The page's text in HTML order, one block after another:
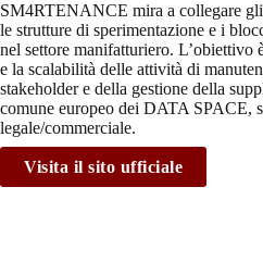
SM4RTENANCE mira a collegare
le strutture di sperimentazione e i
nel settore manifatturiero. L’obiettivo
e la scalabilità delle attività di
stakeholder e della gestione della
comune europeo dei DATA SPACE,
legale/commerciale.
Visita il sito ufficiale